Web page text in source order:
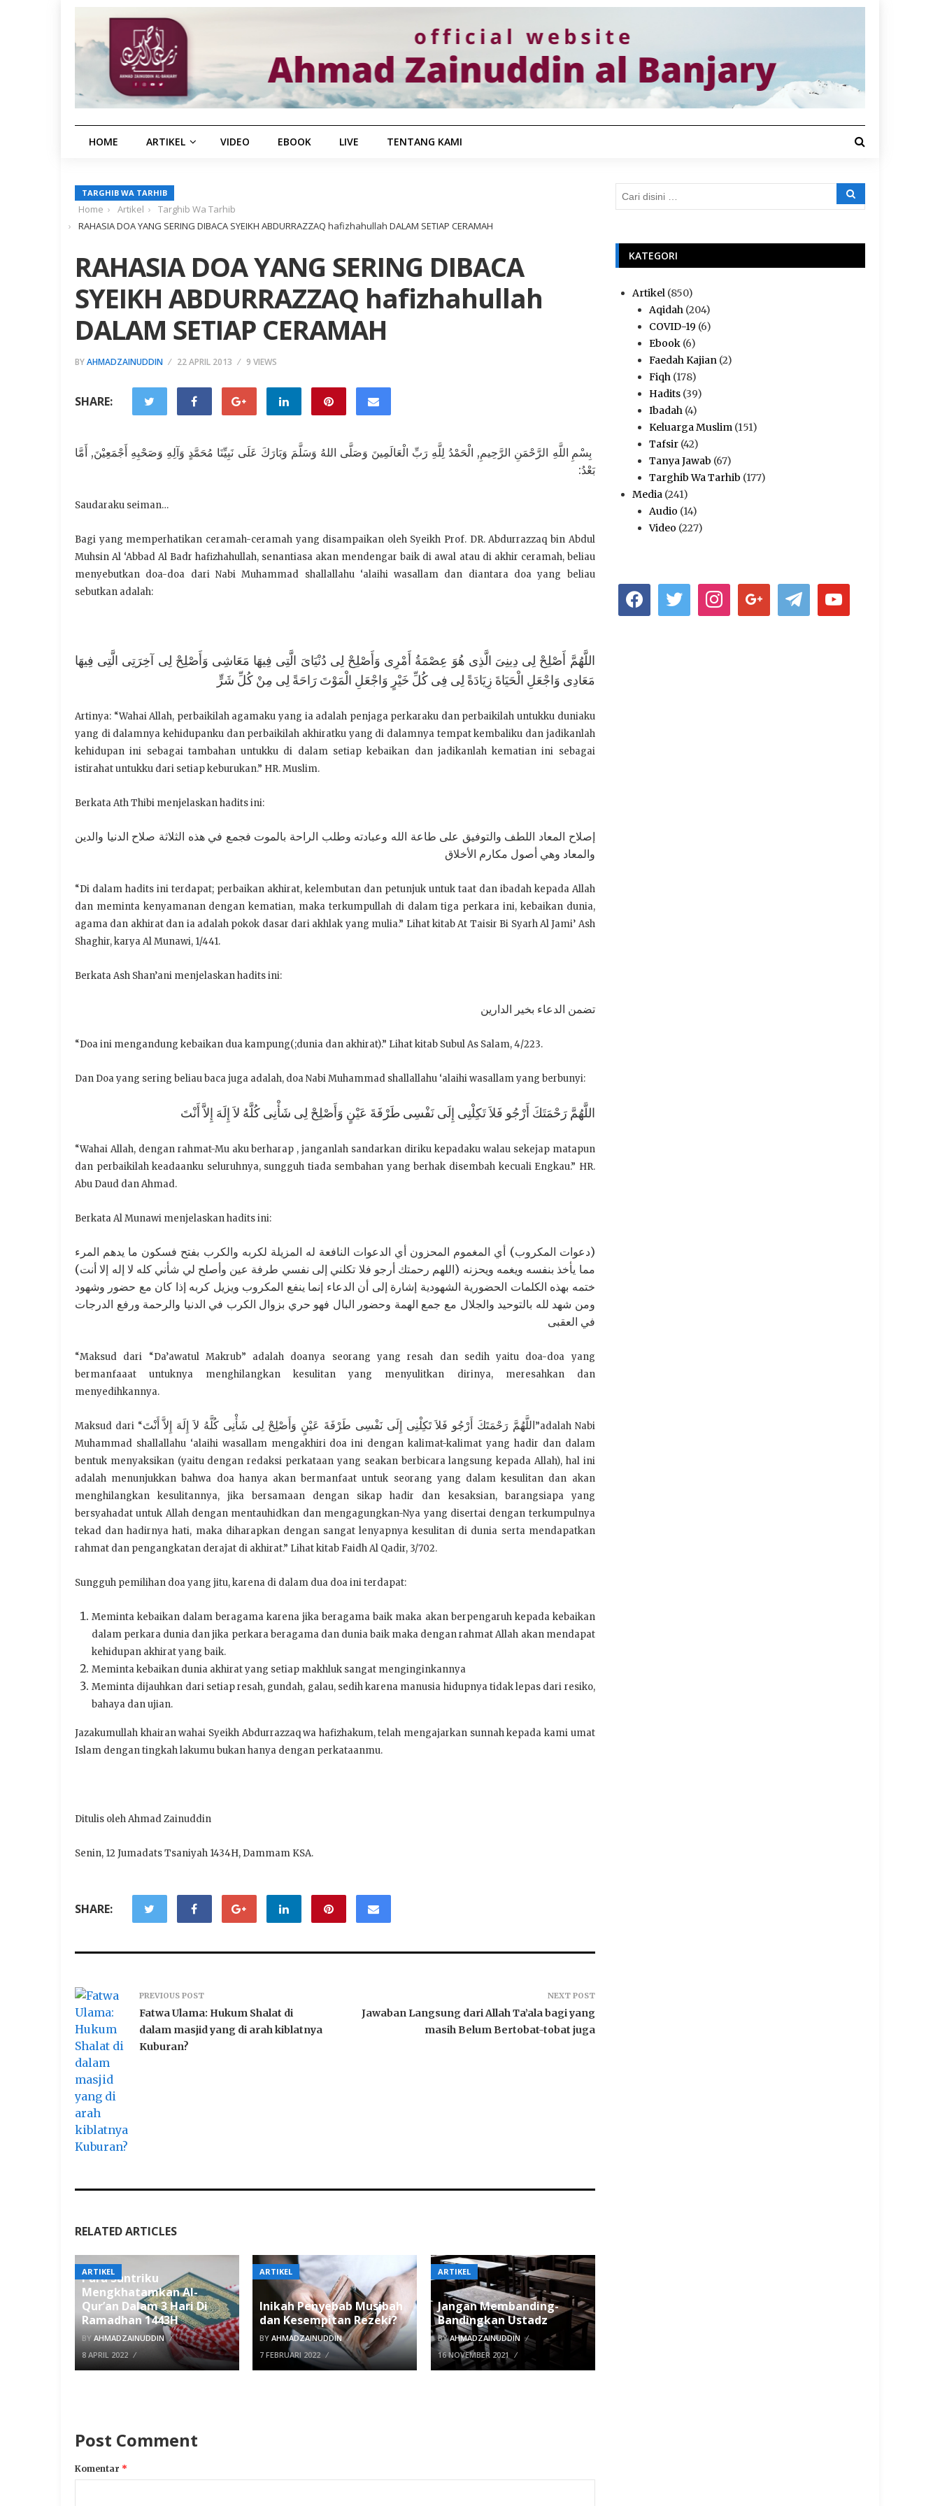
HOME ARTIKEL VIDEO EBOOK LIVE TENTANG KAMI
TARGHIB WA TARHIB
Home Artikel
Targhib Wa Tarhib
RAHASIA DOA YANG SERING DIBACA SYEIKH ABDURRAZZAQ hafizhahullah DALAM SETIAP CERAMAH
RAHASIA DOA YANG SERING DIBACA
SYEIKH ABDURRAZZAQ hafizhahullah
DALAM SETIAP CERAMAH
BYAHMADZAINUDDIN 22 APRIL 2013 9 VIEWS
SHARE:
بِسْمِ اللَّهِ الرَّحْمَنِ الرَّحِيمِ, الْحَمْدُ لِلَّهِ رَبِّ الْعَالَمِينَ وَصَلَّى اللهُ وَسَلَّمَ وَبَارَكَ عَلَى نَبِيِّنَا مُحَمَّدٍ وَآلِهِ وَصَحْبِهِ أَجْمَعِيْنَ, أَمَّا
بَعْدُ:
Saudaraku seiman…
Bagi yang memperhatikan ceramah-ceramah yang disampaikan oleh Syeikh Prof. DR. Abdurrazzaq bin Abdul
Muhsin Al ‘Abbad Al Badr hafizhahullah, senantiasa akan mendengar baik di awal atau di akhir ceramah, beliau
menyebutkan doa-doa dari Nabi Muhammad shallallahu ‘alaihi wasallam dan diantara doa yang beliau
sebutkan adalah:
اللَّهُمَّ أَصْلِحْ لِى دِينِىَ الَّذِى هُوَ عِصْمَةُ أَمْرِى وَأَصْلِحْ لِى دُنْيَاىَ الَّتِى فِيهَا مَعَاشِى وَأَصْلِحْ لِى آخِرَتِى الَّتِى فِيهَا
مَعَادِى وَاجْعَلِ الْحَيَاةَ زِيَادَةً لِى فِى كُلِّ خَيْرٍ وَاجْعَلِ الْمَوْتَ رَاحَةً لِى مِنْ كُلِّ شَرٍّ
Artinya: “Wahai Allah, perbaikilah agamaku yang ia adalah penjaga perkaraku dan perbaikilah untukku duniaku
yang di dalamnya kehidupanku dan perbaikilah akhiratku yang di dalamnya tempat kembaliku dan jadikanlah
kehidupan ini sebagai tambahan untukku di dalam setiap kebaikan dan jadikanlah kematian ini sebagai
istirahat untukku dari setiap keburukan.” HR. Muslim.
Berkata Ath Thibi menjelaskan hadits ini:
إصلاح المعاد اللطف والتوفيق على طاعة الله وعبادته وطلب الراحة بالموت فجمع في هذه الثلاثة صلاح الدنيا والدين
والمعاد وهي أصول مكارم الأخلاق
“Di dalam hadits ini terdapat; perbaikan akhirat, kelembutan dan petunjuk untuk taat dan ibadah kepada Allah
dan meminta kenyamanan dengan kematian, maka terkumpullah di dalam tiga perkara ini, kebaikan dunia,
agama dan akhirat dan ia adalah pokok dasar dari akhlak yang mulia.” Lihat kitab At Taisir Bi Syarh Al Jami’ Ash
Shaghir, karya Al Munawi, 1/441.
Berkata Ash Shan’ani menjelaskan hadits ini:
تضمن الدعاء بخير الدارين
“Doa ini mengandung kebaikan dua kampung(;dunia dan akhirat).” Lihat kitab Subul As Salam, 4/223.
Dan Doa yang sering beliau baca juga adalah, doa Nabi Muhammad shallallahu ‘alaihi wasallam yang berbunyi:
اللَّهُمَّ رَحْمَتَكَ أَرْجُو فَلاَ تَكِلْنِى إِلَى نَفْسِى طَرْفَةَ عَيْنٍ وَأَصْلِحْ لِى شَأْنِى كُلَّهُ لاَ إِلَهَ إِلاَّ أَنْتَ
“Wahai Allah, dengan rahmat-Mu aku berharap , janganlah sandarkan diriku kepadaku walau sekejap matapun
dan perbaikilah keadaanku seluruhnya, sungguh tiada sembahan yang berhak disembah kecuali Engkau.” HR.
Abu Daud dan Ahmad.
Berkata Al Munawi menjelaskan hadits ini:
(دعوات المكروب) أي المغموم المحزون أي الدعوات النافعة له المزيلة لكربه والكرب بفتح فسكون ما يدهم المرء
مما يأخذ بنفسه ويغمه ويحزنه (اللهم رحمتك أرجو فلا تكلني إلى نفسي طرفة عين وأصلح لي شأني كله لا إله إلا أنت)
ختمه بهذه الكلمات الحضورية الشهودية إشارة إلى أن الدعاء إنما ينفع المكروب ويزيل كربه إذا كان مع حضور وشهود
ومن شهد لله بالتوحيد والجلال مع جمع الهمة وحضور البال فهو حري بزوال الكرب في الدنيا والرحمة ورفع الدرجات
في العقبى
“Maksud dari “Da’awatul Makrub” adalah doanya seorang yang resah dan sedih yaitu doa-doa yang
bermanfaaat untuknya menghilangkan kesulitan yang menyulitkan dirinya, meresahkan dan
menyedihkannya.
Maksud dari “اللَّهُمَّ رَحْمَتَكَ أَرْجُو فَلاَ تَكِلْنِى إِلَى نَفْسِى طَرْفَةَ عَيْنٍ وَأَصْلِحْ لِى شَأْنِى كُلَّهُ لاَ إِلَهَ إِلاَّ أَنْتَ”adalah Nabi
Muhammad shallallahu ‘alaihi wasallam mengakhiri doa ini dengan kalimat-kalimat yang hadir dan dalam
bentuk menyaksikan (yaitu dengan redaksi perkataan yang seakan berbicara langsung kepada Allah), hal ini
adalah menunjukkan bahwa doa hanya akan bermanfaat untuk seorang yang dalam kesulitan dan akan
menghilangkan kesulitannya, jika bersamaan dengan sikap hadir dan kesaksian, barangsiapa yang
bersyahadat untuk Allah dengan mentauhidkan dan mengagungkan-Nya yang disertai dengan terkumpulnya
tekad dan hadirnya hati, maka diharapkan dengan sangat lenyapnya kesulitan di dunia serta mendapatkan
rahmat dan pengangkatan derajat di akhirat.” Lihat kitab Faidh Al Qadir, 3/702.
Sungguh pemilihan doa yang jitu, karena di dalam dua doa ini terdapat:
Meminta kebaikan dalam beragama karena jika beragama baik maka akan berpengaruh kepada kebaikan
dalam perkara dunia dan jika perkara beragama dan dunia baik maka dengan rahmat Allah akan mendapat
kehidupan akhirat yang baik.
Meminta kebaikan dunia akhirat yang setiap makhluk sangat menginginkannya
Meminta dijauhkan dari setiap resah, gundah, galau, sedih karena manusia hidupnya tidak lepas dari resiko,
bahaya dan ujian.
Jazakumullah khairan wahai Syeikh Abdurrazzaq wa hafizhakum, telah mengajarkan sunnah kepada kami umat
Islam dengan tingkah lakumu bukan hanya dengan perkataanmu.
Ditulis oleh Ahmad Zainuddin
Senin, 12 Jumadats Tsaniyah 1434H, Dammam KSA.
SHARE:
PREVIOUS POST
Fatwa Ulama: Hukum Shalat di
dalam masjid yang di arah kiblatnya
Kuburan?
NEXT POST
Jawaban Langsung dari Allah Ta’ala bagi yang
masih Belum Bertobat-tobat juga
RELATED ARTICLES
ARTIKEL
Para Santriku
Mengkhatamkan Al-
Qur’an Dalam 3 Hari Di
Ramadhan 1443H
BY AHMADZAINUDDIN
8 APRIL 2022
ARTIKEL
Inikah Penyebab Musibah
dan Kesempitan Rezeki?
BYAHMADZAINUDDIN
7 FEBRUARI 2022
ARTIKEL
Jangan Membanding-
Bandingkan Ustadz
BYAHMADZAINUDDIN
16 NOVEMBER 2021
Post Comment
Komentar *
KATEGORI
Artikel(850)
Aqidah(204)
COVID-19 (6)
Ebook(6)
Faedah Kajian(2)
Fiqh(178)
Hadits(39)
Ibadah(4)
Keluarga Muslim(151)
Tafsir(42)
Tanya Jawab (67)
Targhib Wa Tarhib (177)
Media(241)
Audio (14)
Video (227)
facebook twitter instagramgoogle telegram youtube